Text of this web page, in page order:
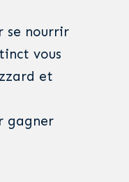
se nourrir
vous
et
gagner